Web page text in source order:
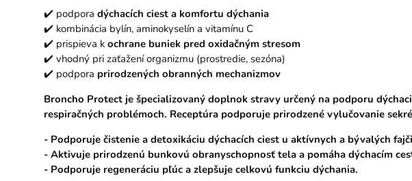
✔️ podpora dýchacích ciest a komfortu dýchania
✔️ kombinácia bylín, aminokyselín a vitamínu C
✔️ prispieva k ochrane buniek pred oxidačným stresom
✔️ vhodný pri zaťažení organizmu (prostredie, sezóna)
✔️ podpora prirodzených obranných mechanizmov
Broncho Protect je špecializovaný doplnok stravy určený na podporu
respiračných problémoch. Receptúra ​​podporuje prirodzené vylučovanie
- Podporuje čistenie a detoxikáciu dýchacích ciest u aktívnych a bývalých
- Aktivuje prirodzenú bunkovú obranyschopnosť tela a pomáha dýchacím
- Podporuje regeneráciu pľúc a zlepšuje celkovú funkciu dýchania.